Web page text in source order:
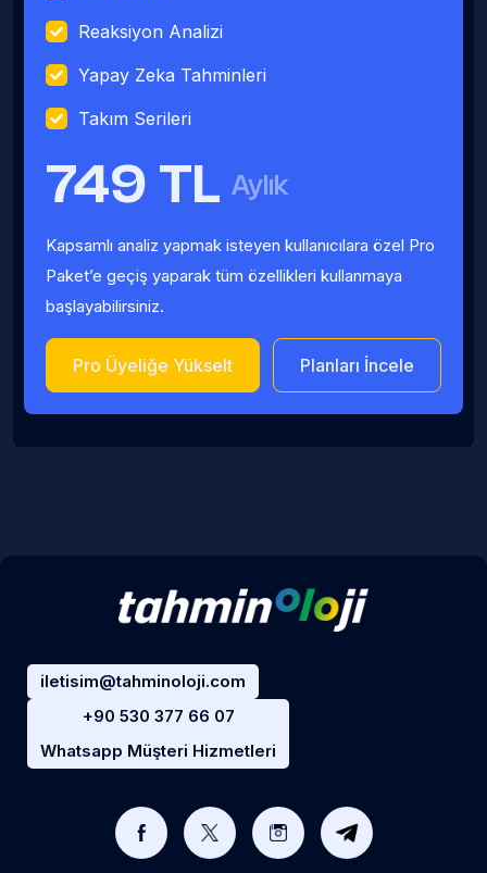
Reaksiyon Analizi
Yapay Zeka Tahminleri
Takım Serileri
749 TL Aylık
Kapsamlı analiz yapmak isteyen kullanıcılara özel Pro
Paket’e geçiş yaparak tüm özellikleri kullanmaya
başlayabilirsiniz.
Pro Üyeliğe Yükselt Planları İncele
iletisim@tahminoloji.com
+90 530 377 66 07
Whatsapp Müşteri Hizmetleri